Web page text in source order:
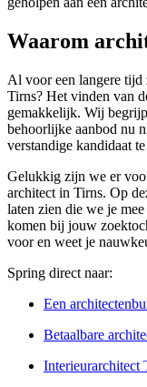
Waarom
Al voor een langere tijd
Tirns? Het vinden van
gemakkelijk. Wij
behoorlijke aanbod nu
verstandige kandidaat
Gelukkig zijn we er
architect in Tirns. Op
laten zien die we je
komen bij jouw
voor en weet je
Spring direct naar:
Een
Betaalbare
Interieurarchitect